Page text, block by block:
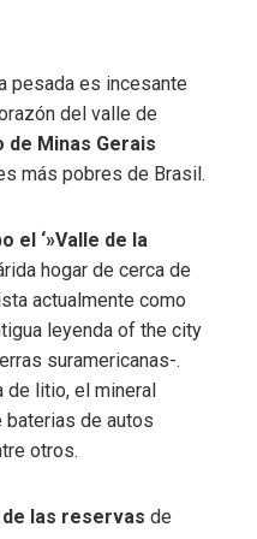
pesada es incesante
del valle de
de Minas Gerais
más pobres de Brasil.
el ‘»Valle de la
hogar de cerca de
actualmente como
leyenda of the city
suramericanas-.
de litio, el mineral
baterias de autos
otros.
las reservas de